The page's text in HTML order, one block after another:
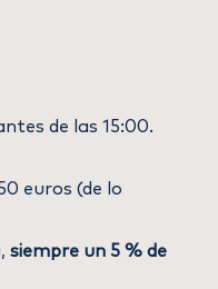
de las 15:00.
euros (de lo
siempre un 5 % de